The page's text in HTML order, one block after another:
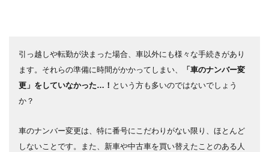
引っ越しや転勤が決まった場合、車以外にも様々な手続きがあり
ます。それらの準備に時間がかかってしまい、
「車のナンバー変
更」をしていなかった…！ という方も多いのではないでしょう
か？
車のナンバー変更は、特に番号にこだわりがない限り、ほとんど
しないことです。また、新車や中古車を買い替えたことのある人